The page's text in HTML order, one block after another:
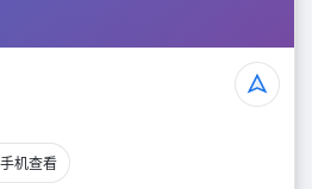
机查看